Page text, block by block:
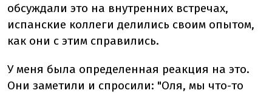
обсуждали это на внутренних встречах,
испанские коллеги делились своим опытом,
как они с этим справились.
У меня была определенная реакция на это.
Они заметили и спросили: "Оля, мы что-то